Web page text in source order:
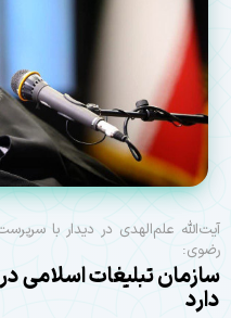
آیت‌الله علم‌الهدی در دیدار با
رضوی:
سازمان تبلیغات اسلامی
دارد